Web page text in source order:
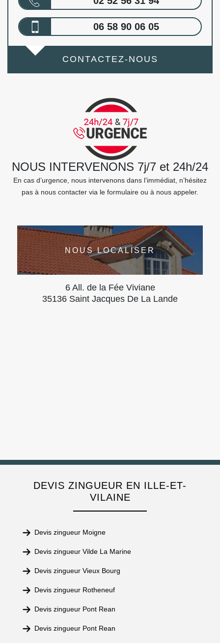
06 58 90 06 05
CONTACTEZ-NOUS
NOUS INTERVENONS 7j/7 et 24h/24
En cas d’urgence, nous intervenons dans l’immédiat, n’hésitez
pas à nous contacter via le formulaire ou à nous appeler.
NOUS LOCALISER
6 All. de la Fée Viviane
35136 Saint Jacques De La Lande
DEVIS ZINGUEUR EN ILLE-ET-
VILAINE
Devis zingueur Moigne
Devis zingueur Vilde La Marine
Devis zingueur Vieux Bourg
Devis zingueur Rotheneuf
Devis zingueur Pont Rean
Devis zingueur Pont Rean